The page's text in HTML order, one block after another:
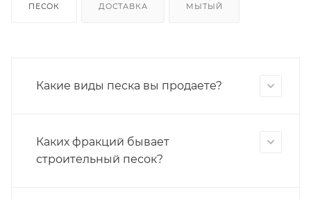
ПЕСОК ДОСТАВКА МЫТЫЙ
Какие виды песка вы продаете?
Каких фракций бывает
строительный песок?